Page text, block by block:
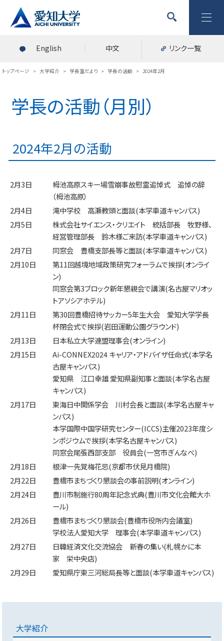
English 中文 リンク一覧
トップページ > 大学紹介 > 学長室だより > 学長の活動 > 2024年2月
学長の活動（月別）
2024年2月の活動
2月3日
栂池高原スキー場雪崩事故慰霊追悼式 追悼の辞
（栂池高原）
2月4日
滝中学校 高瀬教頭と面談(本学車道キャンパス)
2月5日
株式会社サイエンス・クリエイト 統括部長 牧野様、
経営管理部長 鈴木様ご来訪(本学車道キャンパス)
2月7日
同窓会 豊橋支部長等と面談(本学車道キャンパス)
2月10日
第11回越境地域政策研究フォーラムで挨拶(オンライ
ン)
同窓会第3ブロック新年懇親会で講演(名古屋マリオッ
トアソシアホテル)
2月11日
第30回豊橋招待サッカー5年生大会 愛知大学学長
杯閉会式で挨拶(岩田運動公園グラウンド)
2月13日
日本私立大学連盟理事会(オンライン)
2月15日
Ai-CONNEX2024 キャリア・アドバイザ任命式(本学名
古屋キャンパス)
愛知県 江口幸雄 愛知県副知事と面談(本学名古屋
キャンパス)
2月17日
東海日中関係学会 川村会長と面談(本学名古屋キャ
ンパス)
本学国際中国学研究センター(ICCS)主催2023年度シ
ンポジウムで挨拶(本学名古屋キャンパス)
同窓会尾張西部支部 役員会(一宮市ぎんなべ)
2月18日
根津一先覚梅花忌(京都市伏見月橋院)
2月22日
豊橋市まちづくり懇談会の事前説明(オンライン)
2月24日
豊川市制施行80周年記念式典(豊川市文化会館大ホ
ール)
2月26日
豊橋市まちづくり懇談会(豊橋市役所内会議室)
学校法人愛知大学 理事会(本学車道キャンパス)
2月27日
日韓経済文化交流協会 新春の集い(札幌かに本
家 栄中央店)
2月29日
愛知県庁東三河総局長等と面談(本学車道キャンパス)
大学紹介